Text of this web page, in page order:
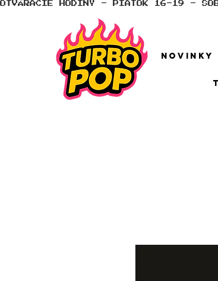
OTVÁRACIE HODINY - PIATOK 16-19 -
NOVINKY